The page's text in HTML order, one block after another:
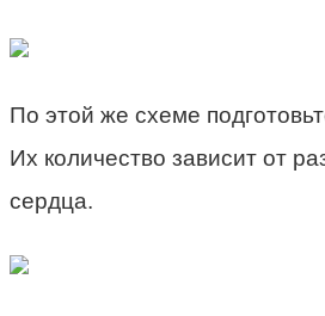
По этой же схеме
Их количество зависит от
сердца.